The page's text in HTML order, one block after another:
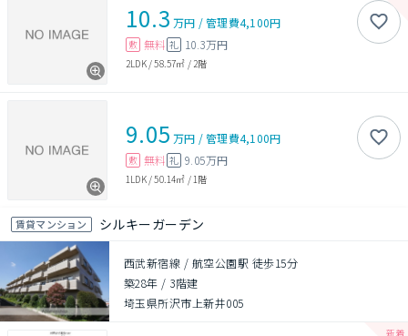
10.3 万円 /管理費4,100円
敷 無料 礼 10.3万円
2LDK/58.57㎡ / 2階
9.05 万円 /管理費4,100円
敷 無料 礼 9.05万円
1LDK/50.14㎡ / 1階
賃貸マンション シルキーガーデン
西武新宿線 / 航空公園駅 徒歩15分
築28年 / 3階建
埼玉県所沢市上新井005